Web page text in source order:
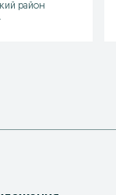
район